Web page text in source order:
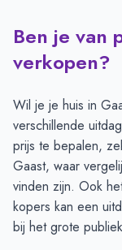
Transacties en
Maand
Juli
1
Augustus
September
-
Oktober
November
December
1
Januari
1
Februari
1
Ben je van
verkopen?
Wil je je huis in
verschillende
prijs te bepalen,
Gaast, waar
vinden zijn. Ook
kopers kan een
bij het grote